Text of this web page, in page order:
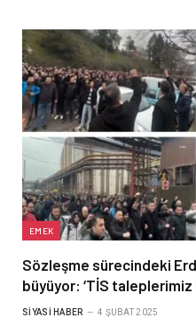
EMEK
Sözleşme sürecindeki
büyüyor: ‘TİS taleplerimiz
SIYASI HABER 4 ŞUBAT 2025